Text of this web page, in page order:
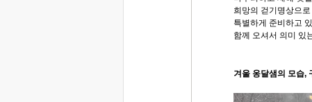
희망의 걷기명상으
특별하게 준비하고
함께 오셔서 의미 있
겨울 옹달샘의 모습,